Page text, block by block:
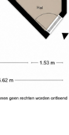
uitstekend
woning. Hij is
tot de actuele
voorspoedig.